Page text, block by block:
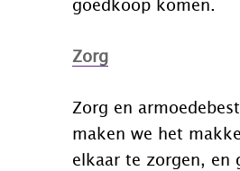
goedkoop komen.
Zorg
Zorg en
maken we het
elkaar te zorgen, en